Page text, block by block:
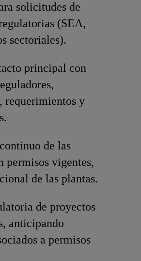
solicitudes de
(SEA,
sectoriales).
principal con
requerimientos y
de las
permisos vigentes,
de las plantas.
de proyectos
anticipando
a permisos